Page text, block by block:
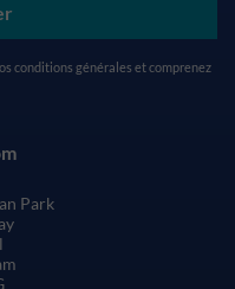
conditions générales et comprenez
Park